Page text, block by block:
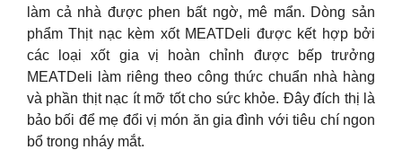
làm cả nhà được phen bất ngờ, mê mẩn. Dòng sản
phẩm Thịt nạc kèm xốt MEATDeli được kết hợp bởi
các loại xốt gia vị hoàn chỉnh được bếp trưởng
MEATDeli làm riêng theo công thức chuẩn nhà hàng
và phần thịt nạc ít mỡ tốt cho sức khỏe. Đây đích thị là
bảo bối để mẹ đổi vị món ăn gia đình với tiêu chí ngon
bổ trong nháy mắt.